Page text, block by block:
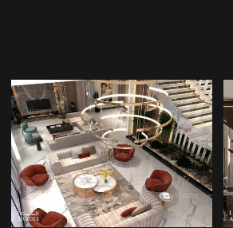
JOHANNESBURG IÇ
MIMARLIK